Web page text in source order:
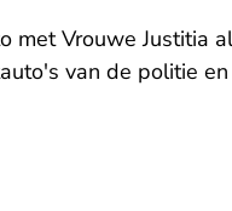
met Vrouwe Justitia
van de politie